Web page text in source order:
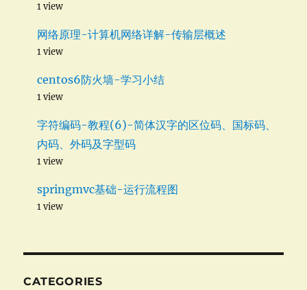
1 view
网络原理-计算机网络详解-传输层概述
1 view
centos6防火墙-学习小结
1 view
字符编码-教程(6)-简体汉字的区位码、国标码、
内码、外码及字型码
1 view
springmvc基础-运行流程图
1 view
CATEGORIES